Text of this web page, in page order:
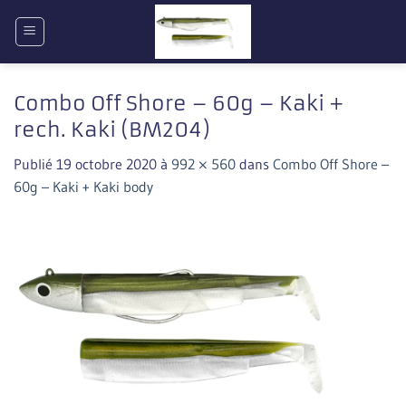
Combo Off Shore – 60g – Kaki +
rech. Kaki (BM204)
Publié 19 octobre 2020 à 992 × 560 dans Combo Off Shore –
60g – Kaki + Kaki body